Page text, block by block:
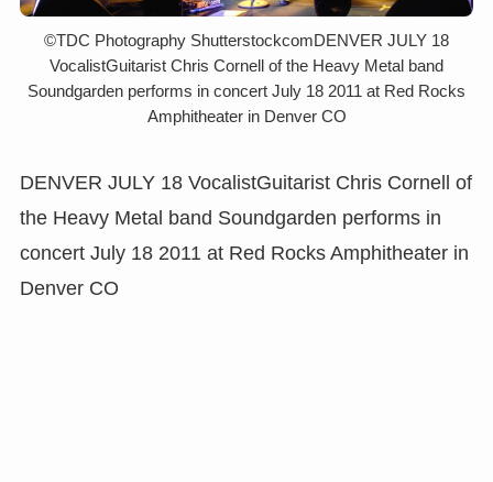
©︎TDC Photography ShutterstockcomDENVER JULY 18
VocalistGuitarist Chris Cornell of the Heavy Metal band
Soundgarden performs in concert July 18 2011 at Red Rocks
Amphitheater in Denver CO
DENVER JULY 18 VocalistGuitarist Chris Cornell of
the Heavy Metal band Soundgarden performs in
concert July 18 2011 at Red Rocks Amphitheater in
Denver CO